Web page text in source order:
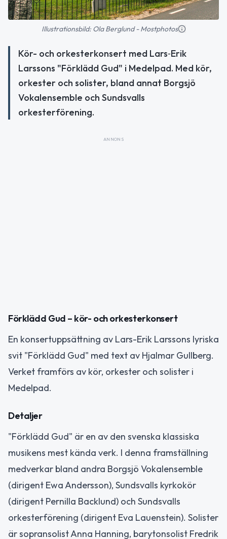
Illustrationsbild: Ola Berglund - Mostphotos
Kör- och orkesterkonsert med Lars‑Erik
Larssons "Förklädd Gud" i Medelpad. Med kör,
orkester och solister, bland annat Borgsjö
Vokalensemble och Sundsvalls
orkesterförening.
ANNONS
Förklädd Gud – kör- och orkesterkonsert
En konsertuppsättning av Lars-Erik Larssons lyriska
svit "Förklädd Gud" med text av Hjalmar Gullberg.
Verket framförs av kör, orkester och solister i
Medelpad.
Detaljer
"Förklädd Gud" är en av den svenska klassiska
musikens mest kända verk. I denna framställning
medverkar bland andra Borgsjö Vokalensemble
(dirigent Ewa Andersson), Sundsvalls kyrkokör
(dirigent Pernilla Backlund) och Sundsvalls
orkesterförening (dirigent Eva Lauenstein). Solister
är sopransolist Anna Hanning, barytonsolist Fredrik